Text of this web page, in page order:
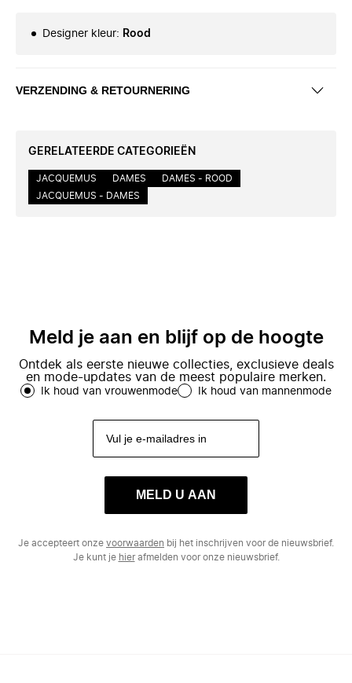
Designer kleur: Rood
VERZENDING & RETOURNERING
GERELATEERDE CATEGORIEËN
JACQUEMUS DAMES
DAMES - ROOD
JACQUEMUS - DAMES
Meld je aan en blijf op de hoogte
Ontdek als eerste nieuwe collecties, exclusieve deals
en mode-updates van de meest populaire merken.
Ik houd van vrouwenmode Ik houd van mannenmode
MELD U AAN
Je accepteert onze voorwaarden bij het inschrijven voor de nieuwsbrief.
Je kunt je hierafmelden voor onze nieuwsbrief.